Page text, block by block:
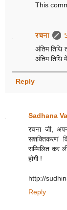
This
रचना
अंतिम तिथि
अंतिम तिथि
Reply
Sadhana
रचना जी,
सशक्तिकरण'
सम्मिलित कर
होगी !
http://
Reply